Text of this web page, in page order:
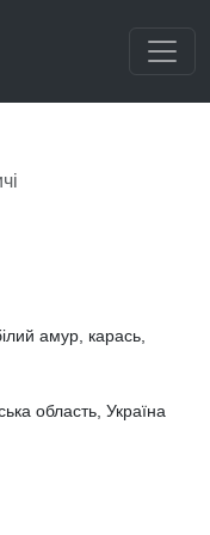
амур, карась,
область, Україна